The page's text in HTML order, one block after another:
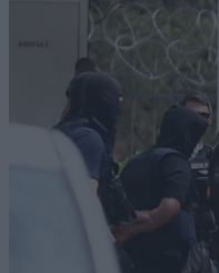
μη ξεβολευτούμε.
Απαντήστε